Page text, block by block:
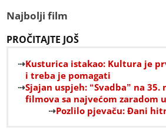
Najbolji film
PROČITAJTE JOŠ
Kusturica istakao: Kultura je
i treba je pomagati
Sjajan uspjeh: “Svadba” na
filmova sa najvećom zaradom
Pozlilo pjevaču: Đani